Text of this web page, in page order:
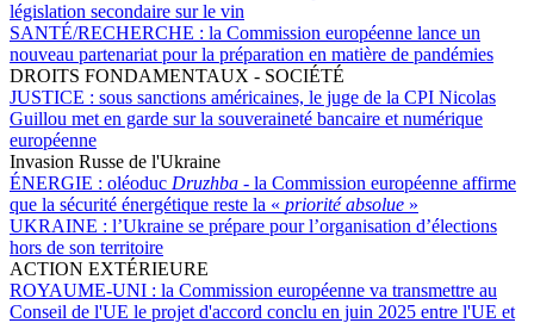
législation secondaire sur le vin
SANTÉ/RECHERCHE : la Commission européenne lance un
nouveau partenariat pour la préparation en matière de pandémies
DROITS FONDAMENTAUX - SOCIÉTÉ
JUSTICE : sous sanctions américaines, le juge de la CPI Nicolas
Guillou met en garde sur la souveraineté bancaire et numérique
européenne
Invasion Russe de l'Ukraine
ÉNERGIE : oléoduc Druzhba - la Commission européenne affirme
que la sécurité énergétique reste la « priorité absolue »
UKRAINE : l’Ukraine se prépare pour l’organisation d’élections
hors de son territoire
ACTION EXTÉRIEURE
ROYAUME-UNI : la Commission européenne va transmettre au
Conseil de l'UE le projet d'accord conclu en juin 2025 entre l'UE et